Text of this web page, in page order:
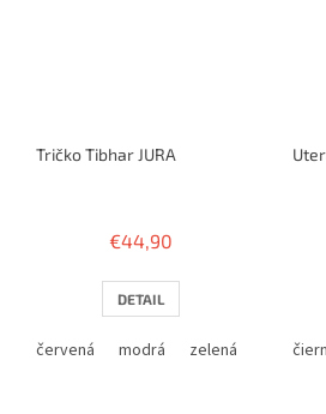
Tričko Tibhar JURA
€44,90
DETAIL
červená modrá zelená